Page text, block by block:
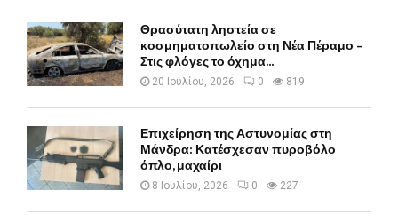
Θρασύτατη ληστεία σε
κοσμηματοπωλείο στη Νέα Πέραμο –
Στις φλόγες το όχημα...
20 Ιουλίου, 2026 0 819
Επιχείρηση της Αστυνομίας στη
Μάνδρα: Κατέσχεσαν πυροβόλο
όπλο, μαχαίρι
8 Ιουλίου, 2026 0 227